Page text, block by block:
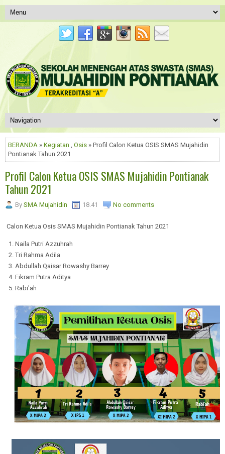
BERANDA » Kegiatan Osis » Profil Calon Ketua OSIS SMAS Mujahidin
Pontianak Tahun 2021
Profil Calon Ketua OSIS SMAS Mujahidin Pontianak
Tahun 2021
By SMA Mujahidin 18.41 No comments
Calon Ketua Osis SMAS Mujahidin Pontianak Tahun 2021
Naila Putri Azzuhrah
Tri Rahma Adila
Abdullah Qaisar Rowashy Barrey
Fikram Putra Aditya
Rabi'ah